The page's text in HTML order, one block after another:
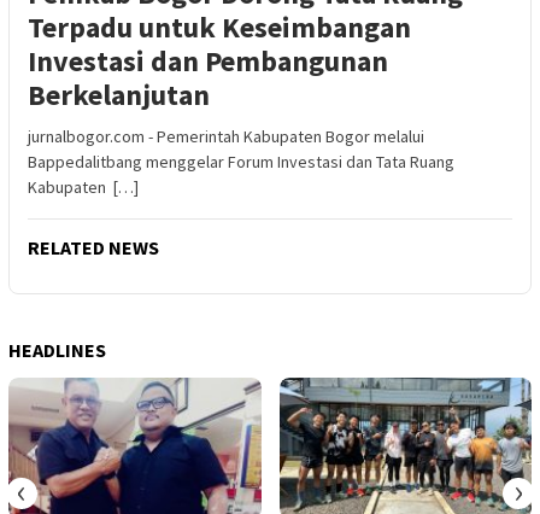
Terpadu untuk Keseimbangan
Investasi dan Pembangunan
Berkelanjutan
jurnalbogor.com - Pemerintah Kabupaten Bogor melalui
Bappedalitbang menggelar Forum Investasi dan Tata Ruang
Kabupaten […]
RELATED NEWS
HEADLINES
‹ ›